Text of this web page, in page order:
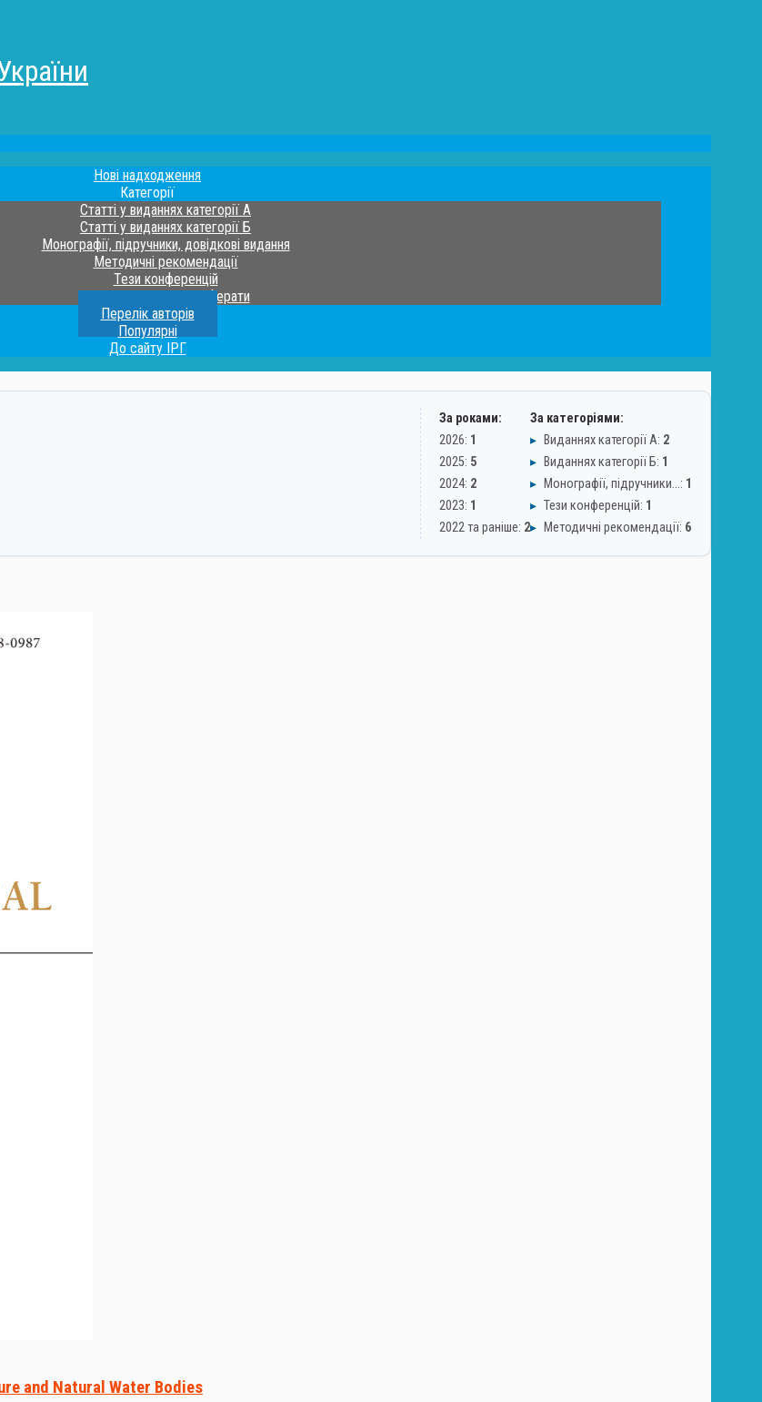
Нові надходження
Категорії
Статті у виданнях категорії А
Статті у виданнях категорії Б
Монографії, підручники, довідкові видання
Методичні рекомендації
Тези конференцій
Дисертації та автореферати
Перелік авторів
Популярні
До сайту ІРГ
За роками:
2026: 1
2025: 5
2024: 2
2023: 1
2022 та раніше: 2
За категоріями:
▸ Виданнях категорії А: 2
▸ Виданнях категорії Б: 1
▸ Монографії, підручники…: 1
▸ Тези конференцій: 1
▸ Методичні рекомендації: 6
and Natural Water Bodies